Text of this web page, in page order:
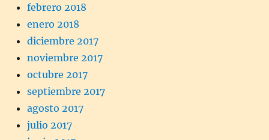
febrero 2018
enero 2018
diciembre 2017
noviembre 2017
octubre 2017
septiembre 2017
agosto 2017
julio 2017